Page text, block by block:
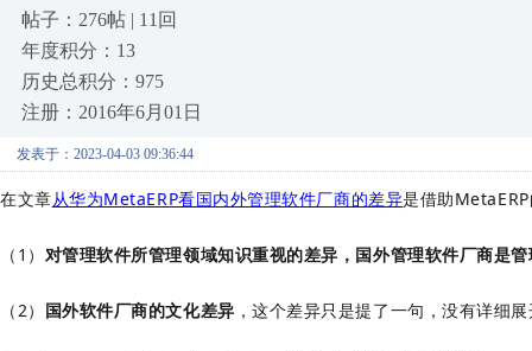
帖子：276帖 | 11回
年度积分：13
历史总积分：975
注册：2016年6月01日
发表于：2023-04-03 09:36:44
在文章从华为MetaERP看国内外管理软件厂商的差异是借助
（1） 对管理软件所管理领域知识重视的差异，国外管理软件厂商是
（2） 国外软件厂商的文化差异 ，这个差异只是提了一句，没有详细